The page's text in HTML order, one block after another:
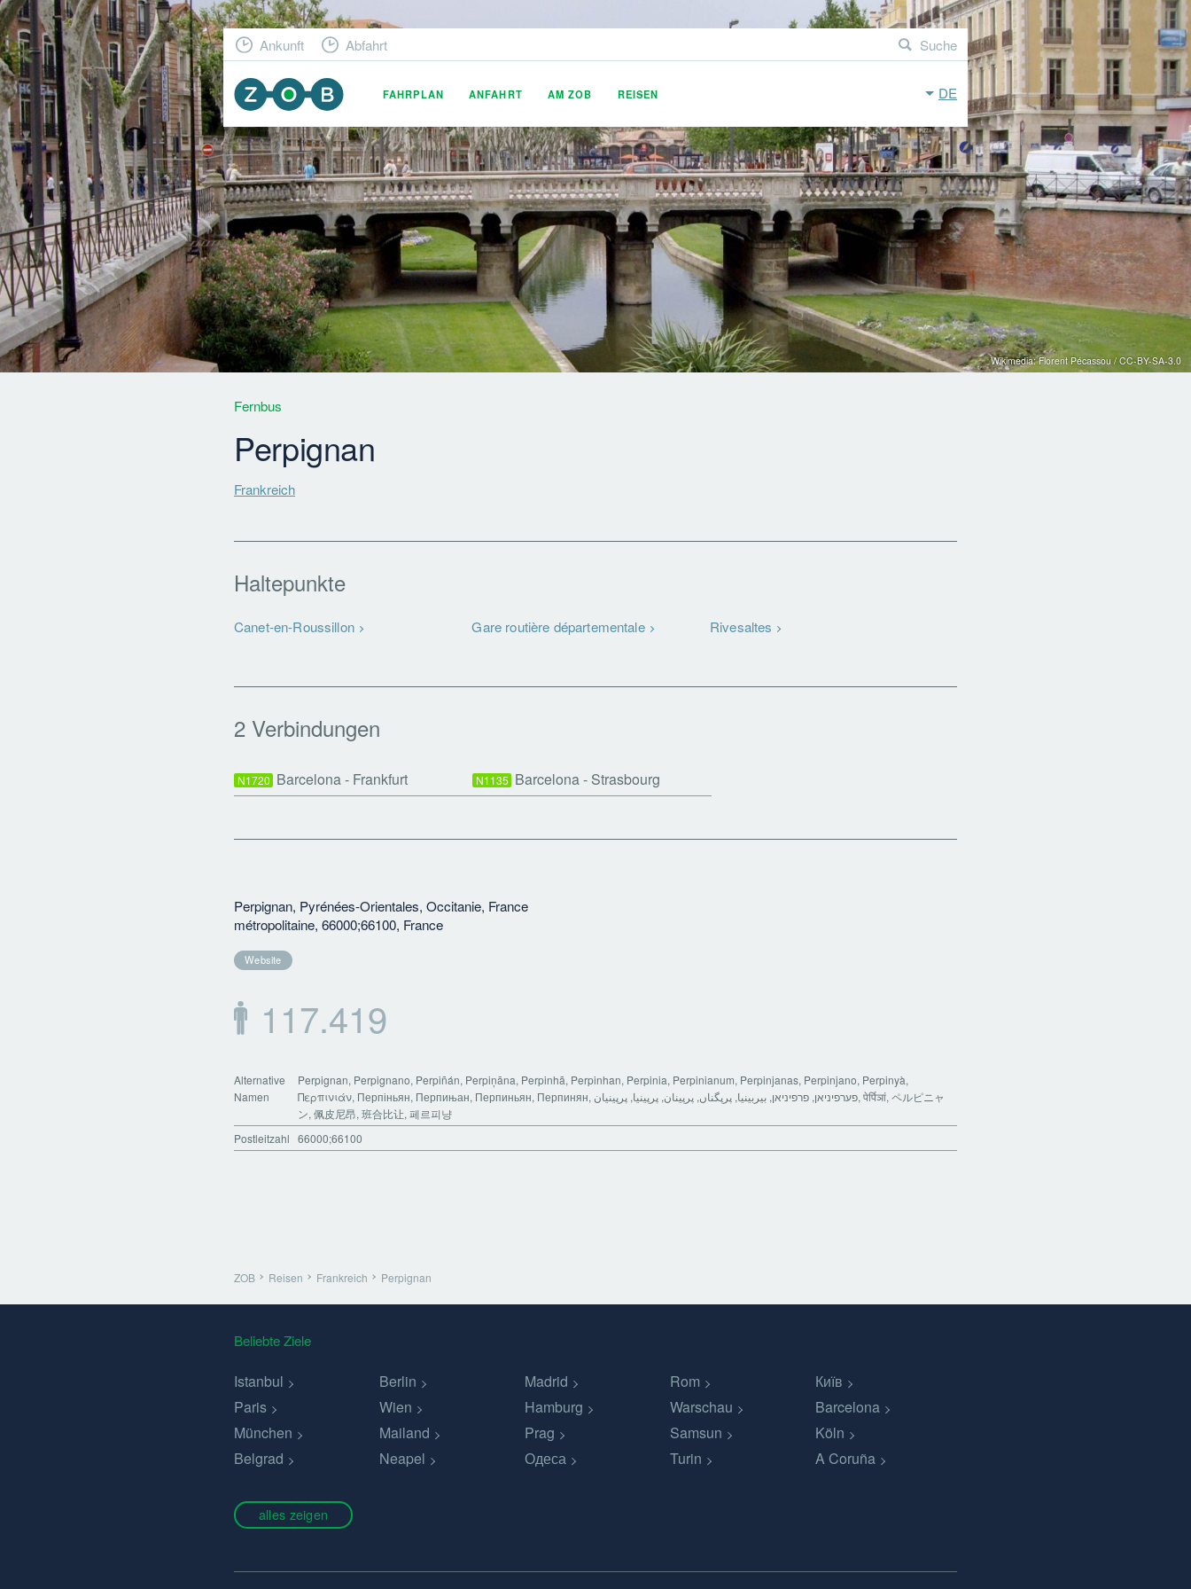
DE
FAHRPLAN ANFAHRT AM ZOB REISEN
Ankunft Abfahrt Suche
Wikimedia: Florent Pécassou / CC-BY-SA-3.0
Fernbus
Perpignan
Frankreich
Haltepunkte
Canet-en-Roussillon Gare routière départementale Rivesaltes
2 Verbindungen
N1720 Barcelona - Frankfurt N1135 Barcelona - Strasbourg
Perpignan, Pyrénées-Orientales, Occitanie, France
métropolitaine, 66000;66100, France
Website
117.419
Alternative
Namen
Perpignan, Perpignano, Perpiñán, Perpiņāna, Perpinhã, Perpinhan, Perpinia, Perpinianum, Perpinjanas, Perpinjano, Perpinyà,
Περπινιάν, Перпіньян, Перпињан, Перпиньян, Перпинян, פערפיניאן, פרפיניאן, بيربينيا, پرپگناں, پرپینان, پرپینیا, پرپینیان, पेर्पिञां, ペルピニャ
ン, 佩皮尼昂, 班合比让, 페르피냥
Postleitzahl 66000;66100
ZOB Reisen Frankreich Perpignan
Beliebte Ziele
Istanbul Berlin Madrid Rom
Київ
Paris
Wien Hamburg Warschau
Barcelona
München
Mailand Prag Samsun
Köln
Belgrad
Neapel Одеса Turin A Coruña
alles zeigen